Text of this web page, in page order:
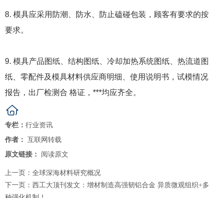
8. 模具应采用防潮、防水、防止磕碰包装，顾客有要求的按
要求。
9. 模具产品图纸、结构图纸、冷却加热系统图纸、热流道图
纸、零配件及模具材料供应商明细、使用说明书，试模情况
报告，出厂检测合 格证，***均应齐全。
专栏： 行业资讯
作者： 互联网转载
原文链接：
阅读原文
上一页： 全球深海材料研究概况
下一页： 西工大顶刊发文：增材制造高强韧铝合金 异质微观组织+多